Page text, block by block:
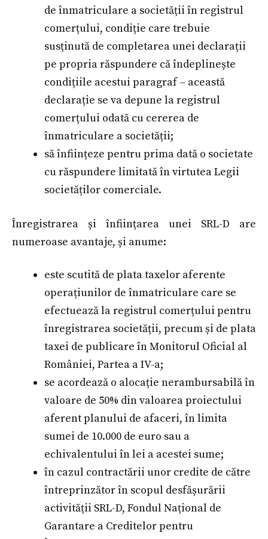
de înmatriculare a societății în registrul
comerțului, condiție care trebuie
susținută de completarea unei declarații
pe propria răspundere că îndeplinește
condițiile acestui paragraf – această
declarație se va depune la registrul
comerțului odată cu cererea de
înmatriculare a societății;
să înființeze pentru prima dată o societate
cu răspundere limitată în virtutea Legii
societăților comerciale.
Înregistrarea și înființarea unei SRL-D are
numeroase avantaje, și anume:
este scutită de plata taxelor aferente
operațiunilor de înmatriculare care se
efectuează la registrul comerțului pentru
înregistrarea societății, precum și de plata
taxei de publicare în Monitorul Oficial al
României, Partea a IV-a;
se acordează o alocație nerambursabilă în
valoare de 50% din valoarea proiectului
aferent planului de afaceri, în limita
sumei de 10.000 de euro sau a
echivalentului în lei a acestei sume;
în cazul contractării unor credite de către
întreprinzător în scopul desfășurării
activității SRL-D, Fondul Național de
Garantare a Creditelor pentru